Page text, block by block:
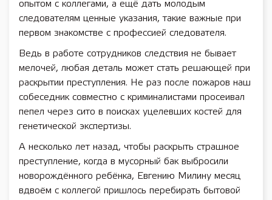
опытом с коллегами, а ещё дать молодым
следователям ценные указания, такие важные при
первом знакомстве с профессией следователя.
Ведь в работе сотрудников следствия не бывает
мелочей, любая деталь может стать решающей при
раскрытии преступления. Не раз после пожаров наш
собеседник совместно с криминалистами просеивал
пепел через сито в поисках уцелевших костей для
генетической экспертизы.
А несколько лет назад, чтобы раскрыть страшное
преступление, когда в мусорный бак выбросили
новорождённого ребёнка, Евгению Милину месяц
вдвоём с коллегой пришлось перебирать бытовой